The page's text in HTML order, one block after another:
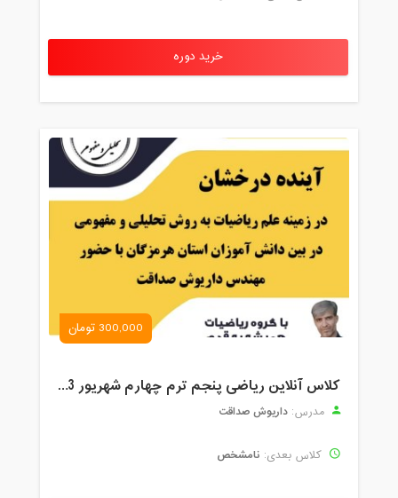
خرید دوره
300,000 تومان
کلاس آنلاین ریاضی پنجم ترم چهارم شهریور 1403
مدرس: داریوش صداقت
کلاس بعدی: نامشخص